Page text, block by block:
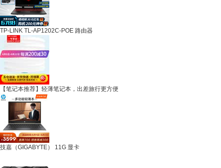
TP-LINK TL-AP1202C-POE 路由器
【笔记本推荐】轻薄笔记本，出差旅行更方便
技嘉（GIGABYTE） 11G 显卡